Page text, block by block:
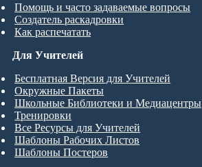
Помощь и часто задаваемые вопросы
Создатель раскадровки
Как распечатать
Для Учителей
Бесплатная Версия для Учителей
Окружные Пакеты
Школьные Библиотеки и Медиацентры
Тренировки
Все Ресурсы для Учителей
Шаблоны Рабочих Листов
Шаблоны Постеров